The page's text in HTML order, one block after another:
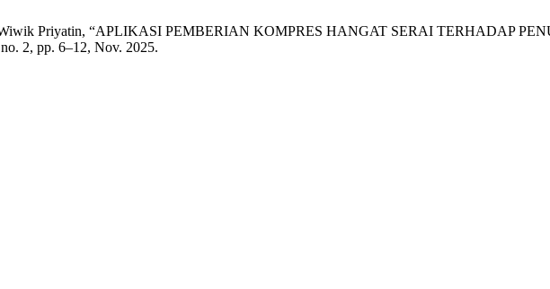
Wiwik Priyatin, “APLIKASI PEMBERIAN KOMPRES HANGAT SERAI TERHADAP
2, pp. 6–12, Nov. 2025.